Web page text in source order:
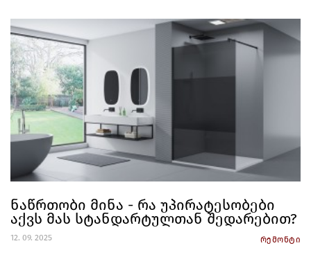
ნაწრთობი მინა - რა უპირატესობები
აქვს მას სტანდარტულთან შედარებით?
12. 09. 2025 რემონტი